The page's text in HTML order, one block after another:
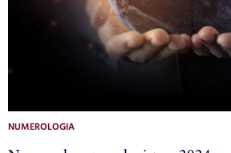
NUMEROLOGIA